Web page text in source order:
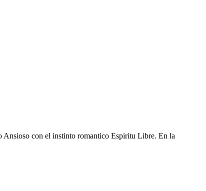
Ansioso con el instinto romantico Espiritu Libre. En la